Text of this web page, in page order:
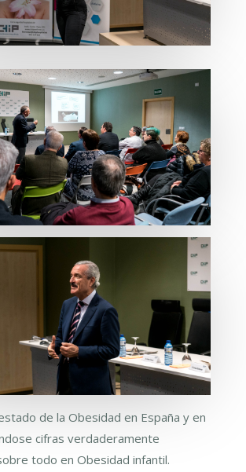
de la Obesidad en España y en
cifras verdaderamente
todo en Obesidad infantil.